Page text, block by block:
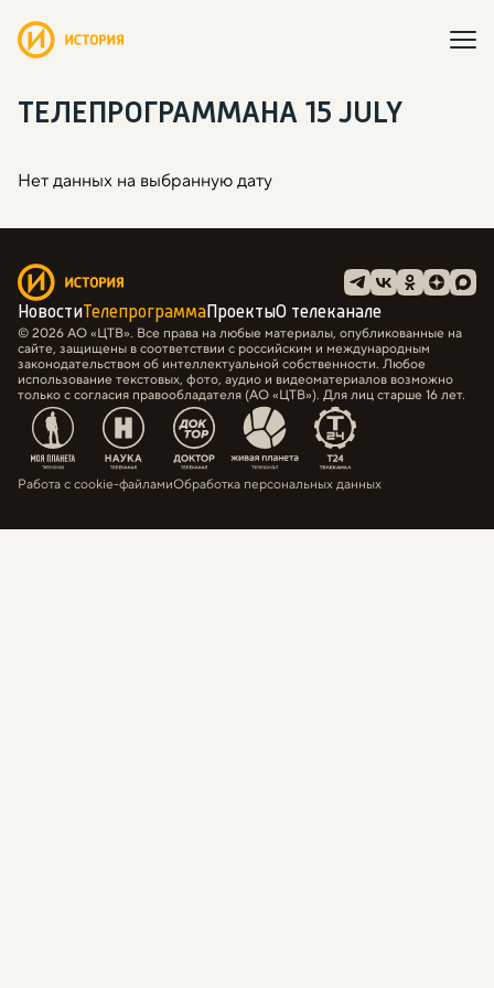
ТЕЛЕПРОГРАММАНА 15 JULY
Нет данных на выбранную дату
Новости Телепрограмма ПроектыО телеканале
© 2026 АО «ЦТВ». Все права на любые материалы, опубликованные на
сайте, защищены в соответствии с российским и международным
законодательством об интеллектуальной собственности. Любое
использование текстовых, фото, аудио и видеоматериалов возможно
только с согласия правообладателя (АО «ЦТВ»). Для лиц старше 16 лет.
Работа с cookie-файламиОбработка персональных данных